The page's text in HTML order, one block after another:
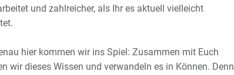
und zahlreicher, als Ihr es aktuell vielleicht
hier kommen wir ins Spiel: Zusammen mit Euch
wir dieses Wissen und verwandeln es in Können. Denn